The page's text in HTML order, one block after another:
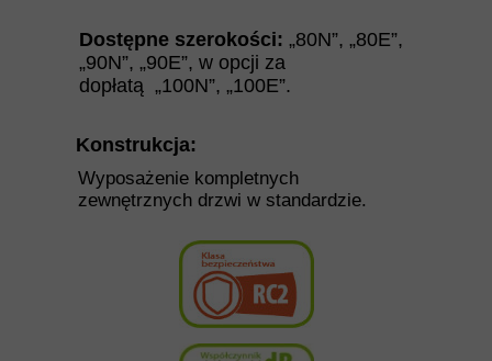
Wyposażenie kompletnych
zewnętrznych drzwi w standardzie.
Konstrukcja:
Dostępne szerokości: „80N”, „80E”,
„90N”, „90E”, w opcji za
dopłatą „100N”, „100E”.